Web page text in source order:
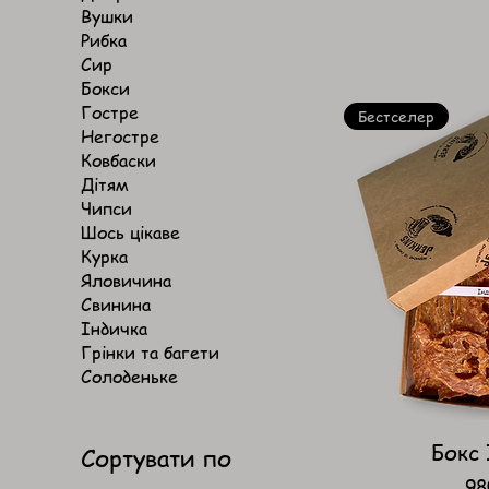
Вушки
Рибка
Сир
Бокси
Гостре
Негостре
Ковбаски
Дітям
Чипси
Шось цікаве
Курка
Яловичина
Свинина
Індичка
Грінки та багети
Солоденьке
Сортувати по
Бестселер
Бокс